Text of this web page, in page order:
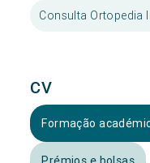
Consulta Ortopedia
CV
Formação